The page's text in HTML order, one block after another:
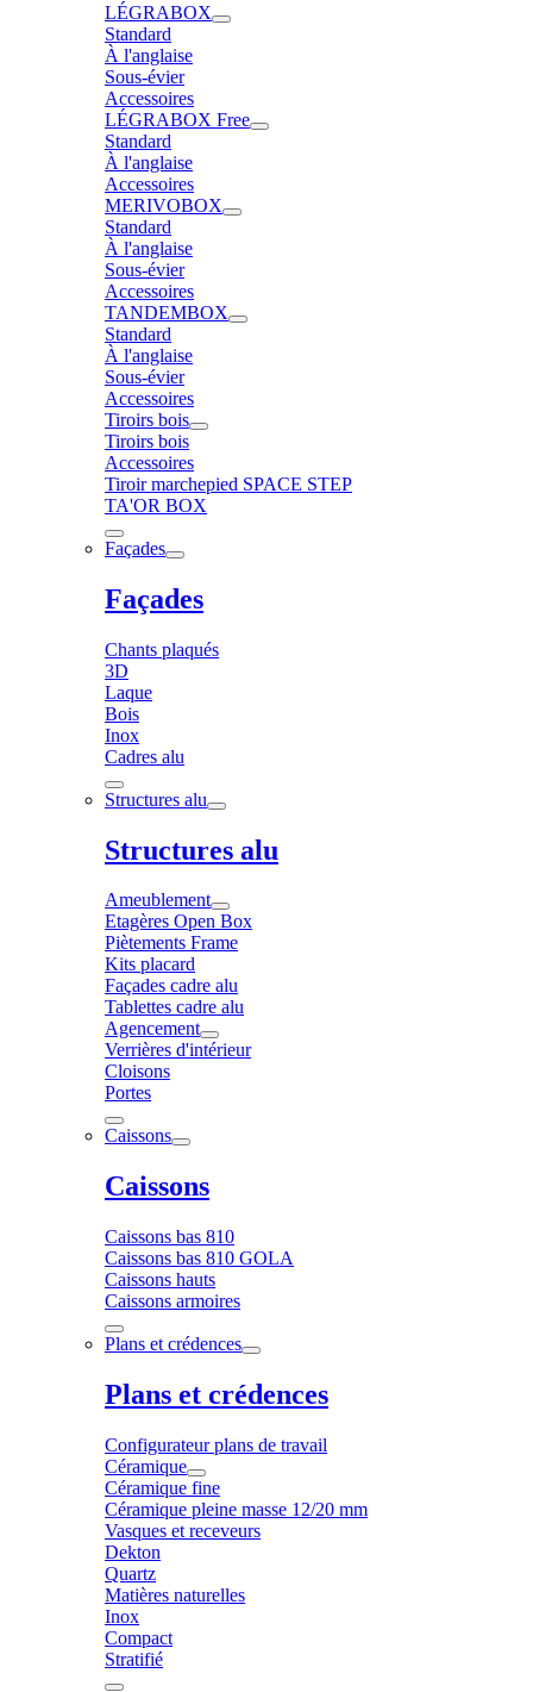
LÉGRABOX
Standard
À l'anglaise
Sous-évier
Accessoires
LÉGRABOX Free
Standard
À l'anglaise
Accessoires
MERIVOBOX
Standard
À l'anglaise
Sous-évier
Accessoires
TANDEMBOX
Standard
À l'anglaise
Sous-évier
Accessoires
Tiroirs bois
Tiroirs bois
Accessoires
Tiroir marchepied SPACE STEP
TA'OR BOX
Façades
Façades
Chants plaqués
3D
Laque
Bois
Inox
Cadres alu
Structures alu
Structures alu
Ameublement
Etagères Open Box
Piètements Frame
Kits placard
Façades cadre alu
Tablettes cadre alu
Agencement
Verrières d'intérieur
Cloisons
Portes
Caissons
Caissons
Caissons bas 810
Caissons bas 810 GOLA
Caissons hauts
Caissons armoires
Plans et crédences
Plans et crédences
Configurateur plans de travail
Céramique
Céramique fine
Céramique pleine masse 12/20 mm
Vasques et receveurs
Dekton
Quartz
Matières naturelles
Inox
Compact
Stratifié